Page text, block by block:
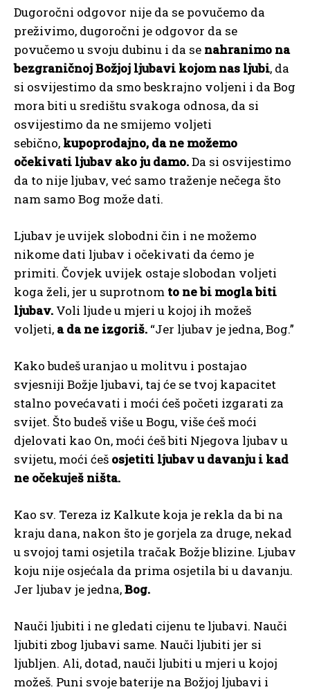
Dugoročni odgovor nije da se povučemo da
preživimo, dugoročni je odgovor da se
povučemo u svoju dubinu i da se nahranimo na
bezgraničnoj Božjoj ljubavi kojom nas ljubi, da
si osvijestimo da smo beskrajno voljeni i da Bog
mora biti u središtu svakoga odnosa, da si
osvijestimo da ne smijemo voljeti
sebično, kupoprodajno, da ne možemo
očekivati ljubav ako ju damo.Da si osvijestimo
da to nije ljubav, već samo traženje nečega što
nam samo Bog može dati.
Ljubav je uvijek slobodni čin i ne možemo
nikome dati ljubav i očekivati da ćemo je
primiti. Čovjek uvijek ostaje slobodan voljeti
koga želi, jer u suprotnom to ne bi mogla biti
ljubav. Voli ljude u mjeri u kojoj ih možeš
voljeti, a da ne izgoriš. “Jer ljubav je jedna, Bog.”
Kako budeš uranjao u molitvu i postajao
svjesniji Božje ljubavi, taj će se tvoj kapacitet
stalno povećavati i moći ćeš početi izgarati za
svijet. Što budeš više u Bogu, više ćeš moći
djelovati kao On, moći ćeš biti Njegova ljubav u
svijetu, moći ćeš osjetiti ljubav u davanju i kad
ne očekuješ ništa.
Kao sv. Tereza iz Kalkute koja je rekla da bi na
kraju dana, nakon što je gorjela za druge, nekad
u svojoj tami osjetila tračak Božje blizine. Ljubav
koju nije osjećala da prima osjetila bi u davanju.
Jer ljubav je jedna,Bog.
Nauči ljubiti i ne gledati cijenu te ljubavi. Nauči
ljubiti zbog ljubavi same. Nauči ljubiti jer si
ljubljen. Ali, dotad, nauči ljubiti u mjeri u kojoj
možeš. Puni svoje baterije na Božjoj ljubavi i